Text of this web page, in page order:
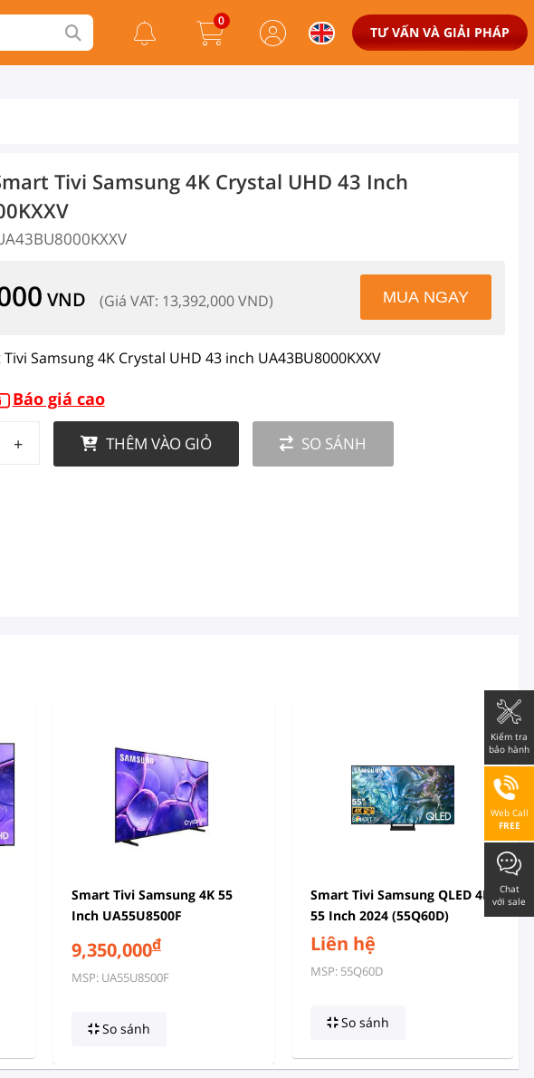
0
TƯ VẤN VÀ GIẢI PHÁP
Tivi Samsung 4K Crystal UHD 43 Inch
VND (Giá VAT: 13,392,000 VND)
Samsung 4K Crystal UHD 43 inch UA43BU8000KXXV
Báo giá cao
+ THÊM VÀO GIỎ SO SÁNH
Smart Tivi Samsung 4K 55
Inch UA55U8500F
9,350,000đ
MSP: UA55U8500F
So sánh
Smart Tivi Samsung QLED 4K
55 Inch 2024 (55Q60D)
Liên hệ
MSP: 55Q60D
So sánh
Kiểm tra
bảo hành
Web Call
FREE
Chat
với sale